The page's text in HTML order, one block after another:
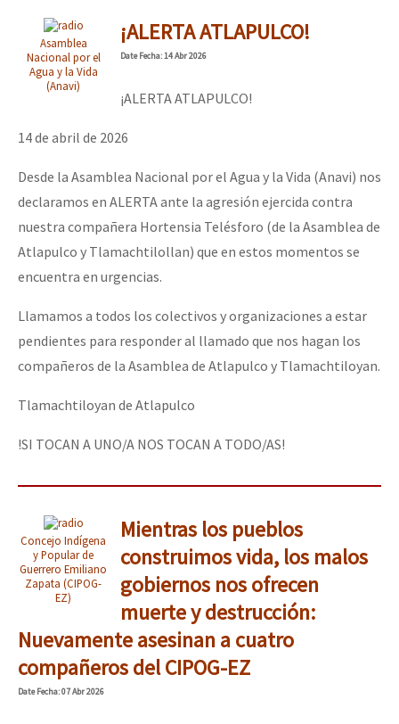
Asamblea
Nacional por el
Agua y la Vida
(Anavi)
¡ALERTA ATLAPULCO!
DateFecha: 14 Abr 2026
¡ALERTA ATLAPULCO!
14 de abril de 2026
Desde la Asamblea Nacional por el Agua y la Vida (Anavi) nos
declaramos en ALERTA ante la agresión ejercida contra
nuestra compañera Hortensia Telésforo (de la Asamblea de
Atlapulco y Tlamachtilollan) que en estos momentos se
encuentra en urgencias.
Llamamos a todos los colectivos y organizaciones a estar
pendientes para responder al llamado que nos hagan los
compañeros de la Asamblea de Atlapulco y Tlamachtiloyan.
Tlamachtiloyan de Atlapulco
!SI TOCAN A UNO/A NOS TOCAN A TODO/AS!
Concejo Indígena
y Popular de
Guerrero Emiliano
Zapata (CIPOG-
EZ)
Mientras los pueblos
construimos vida, los malos
gobiernos nos ofrecen
muerte y destrucción:
Nuevamente asesinan a cuatro
compañeros del CIPOG-EZ
DateFecha: 07 Abr 2026